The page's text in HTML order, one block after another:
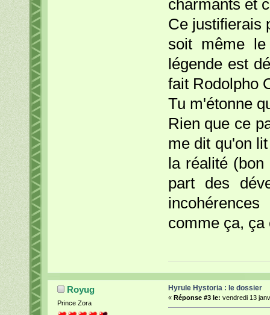
charmants et
Ce justifierais
soit même
légende est
fait Rodolpho
Tu m'étonne
Rien que ce
me dit qu'on
la réalité
part des
comme ça, ça
Royug
Prince Zora
Hyrule Hystoria : le dossier
« Réponse #3 le: vendredi 13